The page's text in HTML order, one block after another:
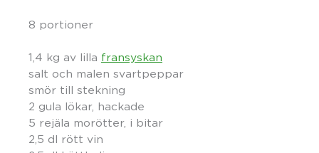
8 portioner
1,4 kg av lilla fransyskan
salt och malen svartpeppar
smör till stekning
2 gula lökar, hackade
5 rejäla morötter, i bitar
2,5 dl rött vin